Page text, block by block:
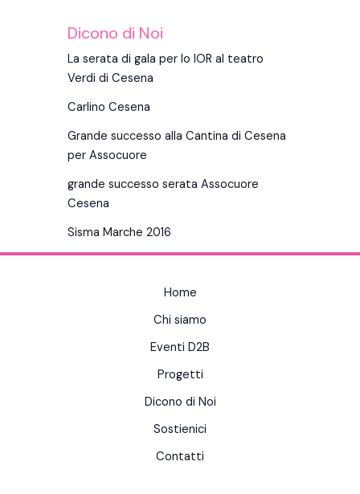
Dicono di Noi
La serata di gala per lo IOR al teatro
Verdi di Cesena
Carlino Cesena
Grande successo alla Cantina di Cesena
per Assocuore
grande successo serata Assocuore
Cesena
Sisma Marche 2016
Home
Chi siamo
Eventi D2B
Progetti
Dicono di Noi
Sostienici
Contatti